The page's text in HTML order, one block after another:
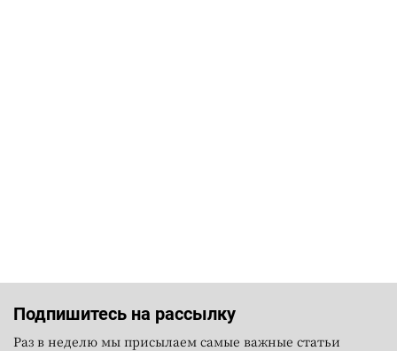
Подпишитесь на рассылку
Раз в неделю мы присылаем самые важные статьи